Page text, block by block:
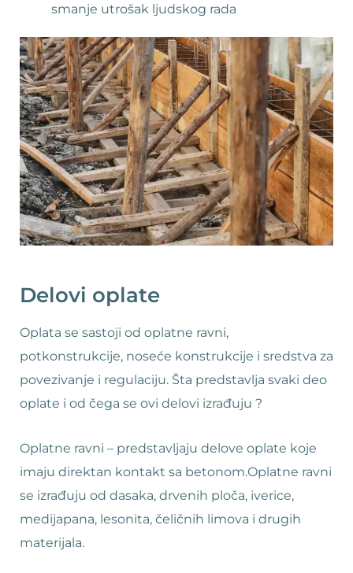
smanje utrošak ljudskog rada
Delovi oplate
Oplata se sastoji od oplatne ravni,
potkonstrukcije, noseće konstrukcije i sredstva za
povezivanje i regulaciju. Šta predstavlja svaki deo
oplate i od čega se ovi delovi izrađuju ?
Oplatne ravni – predstavljaju delove oplate koje
imaju direktan kontakt sa betonom.Oplatne ravni
se izrađuju od dasaka, drvenih ploča, iverice,
medijapana, lesonita, čeličnih limova i drugih
materijala.